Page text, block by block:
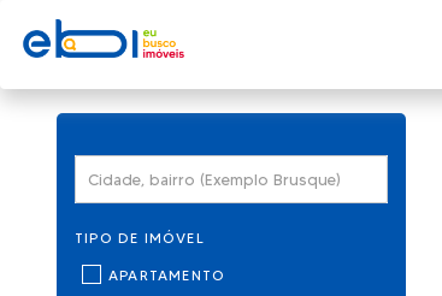
TIPO DE IMÓVEL
APARTAMENTO